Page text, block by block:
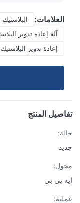
العلامات:
البلاستيك
آلة إعادة تدوير البلاستيك
إعادة تدوير البلاستيك
المنتج
بي بي